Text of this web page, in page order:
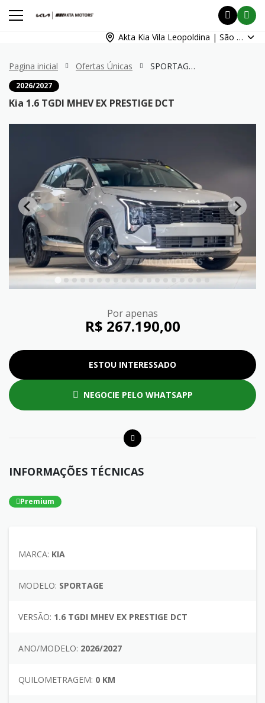
Akta Kia Vila Leopoldina | São Paulo
Pagina inicial Ofertas Únicas SPORTAGE 1.6 TGDI MHEV EX PRESTIGE DCT
2026/2027
Kia 1.6 TGDI MHEV EX PRESTIGE DCT
Por apenas
R$ 267.190,00
ESTOU INTERESSADO
NEGOCIE PELO WHATSAPP
INFORMAÇÕES TÉCNICAS
Premium
MARCA: KIA
MODELO: SPORTAGE
VERSÃO: 1.6 TGDI MHEV EX PRESTIGE DCT
ANO/MODELO: 2026/2027
QUILOMETRAGEM: 0 KM